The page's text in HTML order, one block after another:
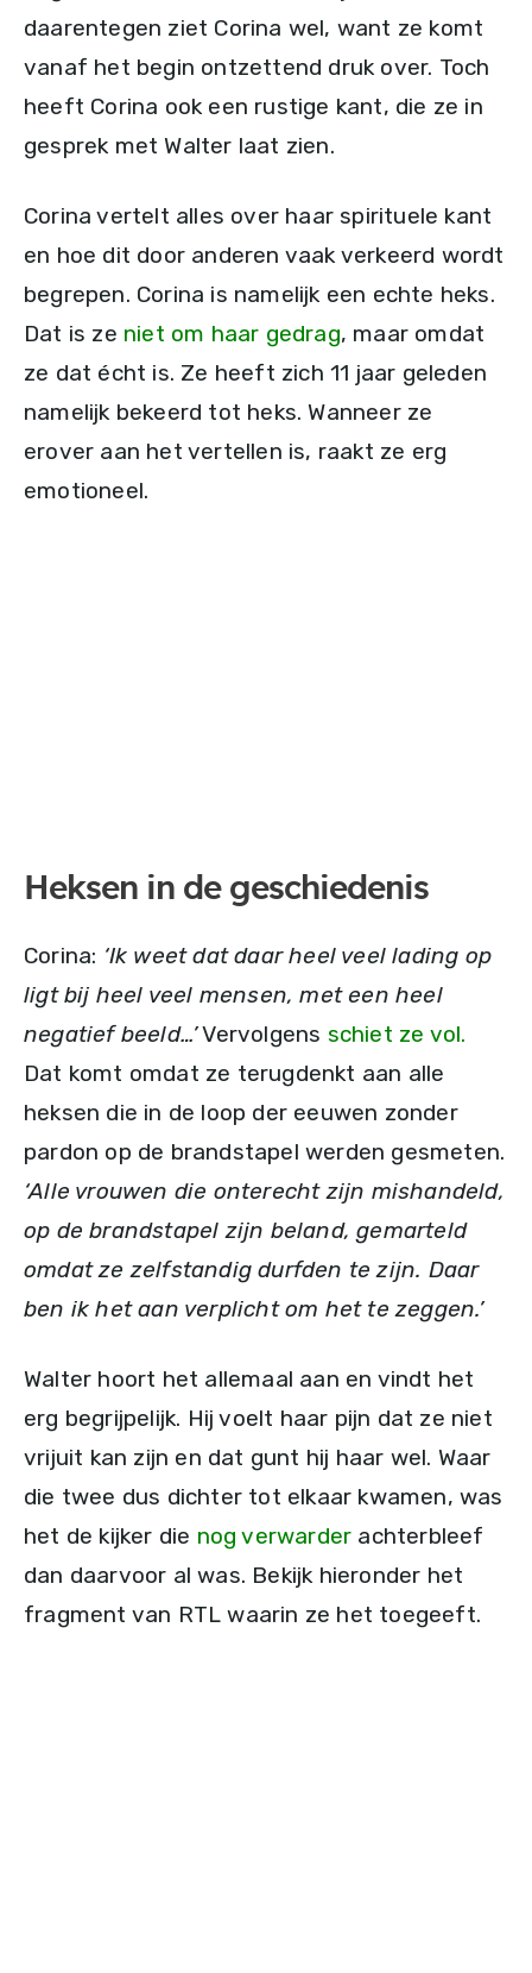
daarentegen ziet Corina wel, want ze komt
vanaf het begin ontzettend druk over. Toch
heeft Corina ook een rustige kant, die ze in
gesprek met Walter laat zien.
Corina vertelt alles over haar spirituele kant
en hoe dit door anderen vaak verkeerd wordt
begrepen. Corina is namelijk een echte heks.
Dat is ze niet om haar gedrag, maar omdat
ze dat écht is. Ze heeft zich 11 jaar geleden
namelijk bekeerd tot heks. Wanneer ze
erover aan het vertellen is, raakt ze erg
emotioneel.
Heksen in de geschiedenis
Corina: ‘Ik weet dat daar heel veel lading op
ligt bij heel veel mensen, met een heel
negatief beeld…’Vervolgens schiet ze vol.
Dat komt omdat ze terugdenkt aan alle
heksen die in de loop der eeuwen zonder
pardon op de brandstapel werden gesmeten.
‘Alle vrouwen die onterecht zijn mishandeld,
op de brandstapel zijn beland, gemarteld
omdat ze zelfstandig durfden te zijn. Daar
ben ik het aan verplicht om het te zeggen.’
Walter hoort het allemaal aan en vindt het
erg begrijpelijk. Hij voelt haar pijn dat ze niet
vrijuit kan zijn en dat gunt hij haar wel. Waar
die twee dus dichter tot elkaar kwamen, was
het de kijker die nog verwarder achterbleef
dan daarvoor al was. Bekijk hieronder het
fragment van RTL waarin ze het toegeeft.